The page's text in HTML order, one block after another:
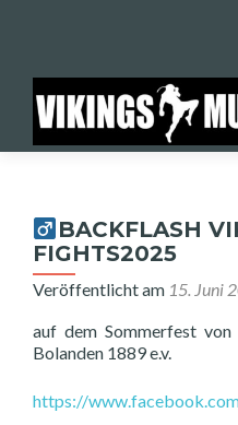
BACKFLASH
FIGHTS2025
Veröffentlicht am 15. Juni
auf dem Sommerfest von
Bolanden 1889 e.v.
https://